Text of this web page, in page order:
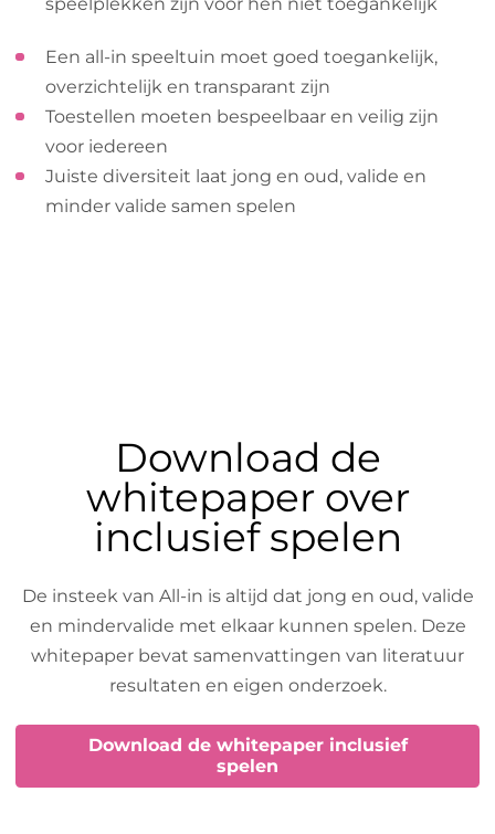
Een all-in speeltuin moet goed toegankelijk,
overzichtelijk en transparant zijn
Toestellen moeten bespeelbaar en veilig zijn
voor iedereen
Juiste diversiteit laat jong en oud, valide en
minder valide samen spelen
Download de
whitepaper over
inclusief spelen
De insteek van All-in is altijd dat jong en oud, valide
en mindervalide met elkaar kunnen spelen. Deze
whitepaper bevat samenvattingen van literatuur
resultaten en eigen onderzoek.
Download de whitepaper inclusief
spelen